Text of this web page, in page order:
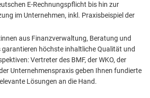
E-Rechnungspflicht bis hin zur
im Unternehmen, inkl. Praxisbeispiel der
aus Finanzverwaltung, Beratung und
höchste inhaltliche Qualität und
Vertreter des BMF, der WKO, der
Unternehmenspraxis geben Ihnen fundierte
Lösungen an die Hand.